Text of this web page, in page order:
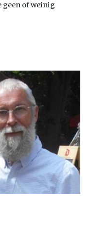
geen of weinig